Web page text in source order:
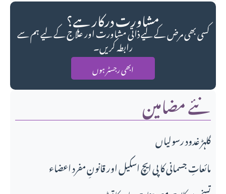
مشاورت درکار ہے؟
کسی بھی مرض کے لیے ذاتی مشاورت اور علاج کے لیے ہم سے
رابطہ کریں۔
ابھی رجسٹر ہوں
نئے مضامین
گلہڑ غدود رسولیاں
مائعاتِ جسمانی کا پی ایچ اسکیل اور قانونِ مفرد اعضاء